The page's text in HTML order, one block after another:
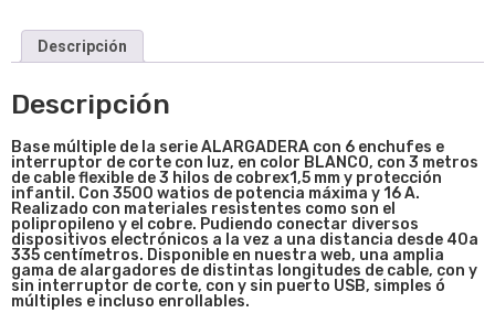
Descripción
Descripción
Base múltiple de la serie ALARGADERA con 6 enchufes e
interruptor de corte con luz, en color BLANCO, con 3 metros
de cable flexible de 3 hilos de cobrex1,5 mm y protección
infantil. Con 3500 watios de potencia máxima y 16 A.
Realizado con materiales resistentes como son el
polipropileno y el cobre. Pudiendo conectar diversos
dispositivos electrónicos a la vez a una distancia desde 40a
335 centímetros. Disponible en nuestra web, una amplia
gama de alargadores de distintas longitudes de cable, con y
sin interruptor de corte, con y sin puerto USB, simples ó
múltiples e incluso enrollables.